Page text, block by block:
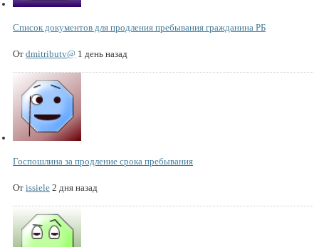
Список документов для продления пребывания гражданина РБ
От dmitributv@ 1 день назад
Госпошлина за продление срока пребывания
От issiele 2 дня назад